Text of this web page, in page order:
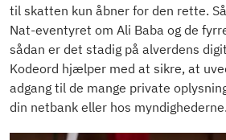
til skatten kun åbner for den rette.
Nat-eventyret om Ali Baba og de
sådan er det stadig på alverdens
Kodeord hjælper med at sikre, at
adgang til de mange private
din netbank eller hos myndighederne.